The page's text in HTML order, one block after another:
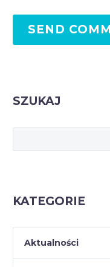
SEND
SZUKAJ
KATEGORIE
Aktualności